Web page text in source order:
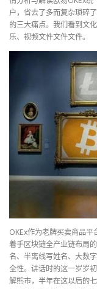
户，省去了多而复杂琐碎
的三大痛点。我们看到文
乐、视频文件文件文件。
OKEx作为老牌买卖商品
着手区块链全产业链布局
名、半离线写姓名、大数
全性。讲话时的这一岁岁
解熊市，半年在这以后的